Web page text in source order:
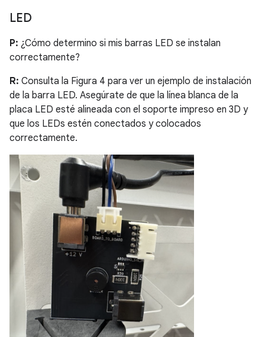
LED
P: ¿Cómo determino si mis barras LED se instalan
correctamente?
R: Consulta la Figura 4 para ver un ejemplo de instalación
de la barra LED. Asegúrate de que la línea blanca de la
placa LED esté alineada con el soporte impreso en 3D y
que los LEDs estén conectados y colocados
correctamente.